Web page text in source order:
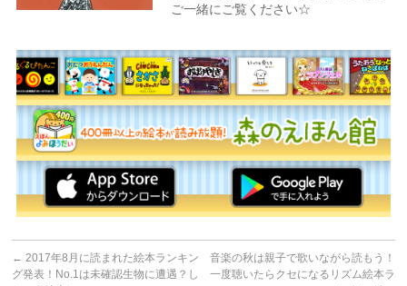
ご一緒にご覧ください☆
← 2017年8月に読まれた絵本ランキン
グ発表！No.1は未確認生物に遭遇？し
音楽の秋は親子で歌いながら読もう！
一度聴いたらクセになるリズム絵本ラ